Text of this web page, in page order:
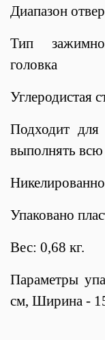
Диапазон
Тип
головка
Углеродистая
Подходит для
выполнять
Упаковано
Вес: 0,68 кг.
Параметры
см, Ширина -